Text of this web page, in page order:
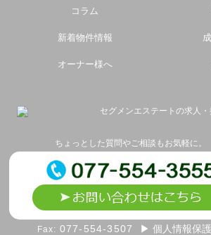
コラム
新着物件情報
オーナー様へ
ちょっとした質問やご相談もお気軽に。
Fax: 077-554-3507 ▶ 個人情報保